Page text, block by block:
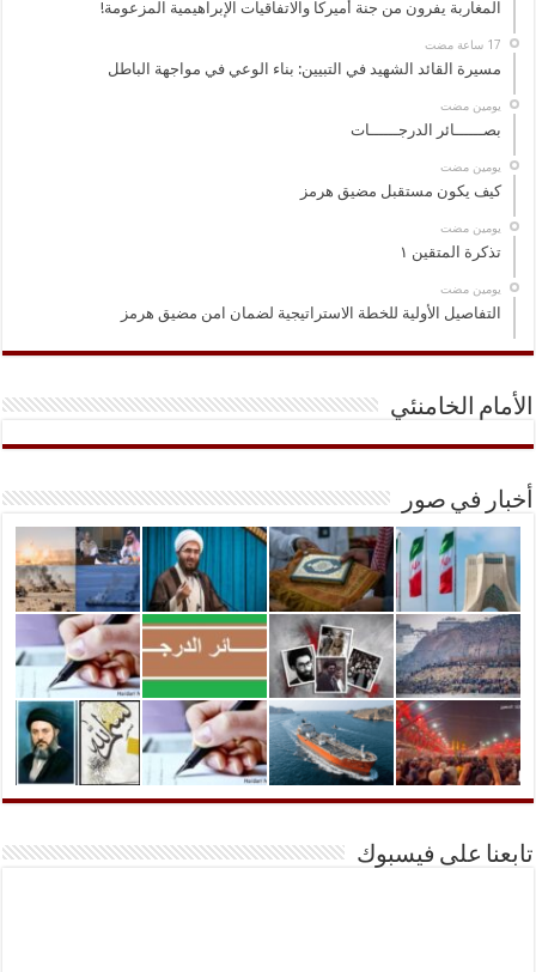
المغاربة يفرون من جنة أميركا والاتفاقيات الإبراهيمية المزعومة!
مسيرة القائد الشهيد في التبيين: بناء الوعي في مواجهة الباطل
‏يومين مضت
بصــــــائر الدرجــــــات
‏يومين مضت
كيف يكون مستقبل مضيق هرمز
‏يومين مضت
تذكرة المتقين ١
‏يومين مضت
التفاصيل الأولية للخطة الاستراتيجية لضمان امن مضيق هرمز
الأمام الخامنئي
أخبار في صور
تابعنا على فيسبوك